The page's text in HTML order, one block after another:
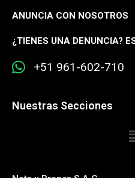
ANUNCIA CON NOSOTROS
¿TIENES UNA DENUNCIA?
+51 961-602-710
Nuestras Secciones